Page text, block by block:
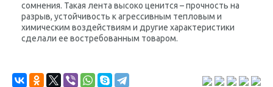
сомнения. Такая лента высоко ценится – прочность на
разрыв, устойчивость к агрессивным тепловым и
химическим воздействиям и другие характеристики
сделали ее востребованным товаром.